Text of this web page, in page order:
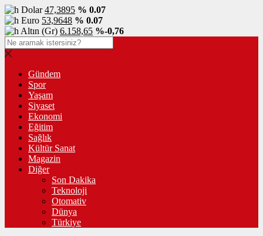
Dolar47,3895 % 0.07
Euro 53,9648 % 0.07
Altın (Gr) 6.158,65 %-0,76
Gündem
Spor
Yaşam
Siyaset
Ekonomi
Eğitim
Sağlık
Kültür Sanat
Magazin
Diğer
Son Dakika
Teknoloji
Otomativ
Dünya
Türkiye